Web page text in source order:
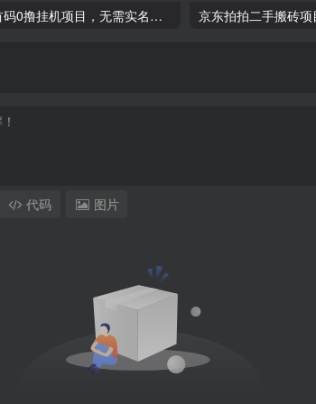
首码0撸挂机项目，无需实名无需看广告，一键启动运行，小白轻松日入三位数-品小先项目发源地
代码 图片